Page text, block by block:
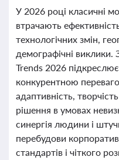
У 2026 році класичні
втрачають
технологічних змін,
демографічні виклики.
Trends 2026
конкурентною
адаптивність,
рішення в умовах
синергія людини і
перебудови
стандартів і чіткого